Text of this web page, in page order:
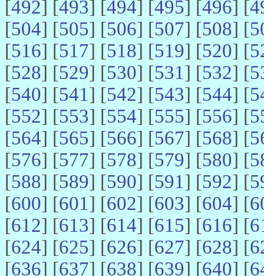
[492] [493] [494] [495] [496] [
[504] [505] [506] [507] [508] [
[516] [517] [518] [519] [520] [
[528] [529] [530] [531] [532] [
[540] [541] [542] [543] [544] [
[552] [553] [554] [555] [556] [
[564] [565] [566] [567] [568] [
[576] [577] [578] [579] [580] [
[588] [589] [590] [591] [592] [
[600] [601] [602] [603] [604] [
[612] [613] [614] [615] [616] [
[624] [625] [626] [627] [628] [
[636] [637] [638] [639] [640] [